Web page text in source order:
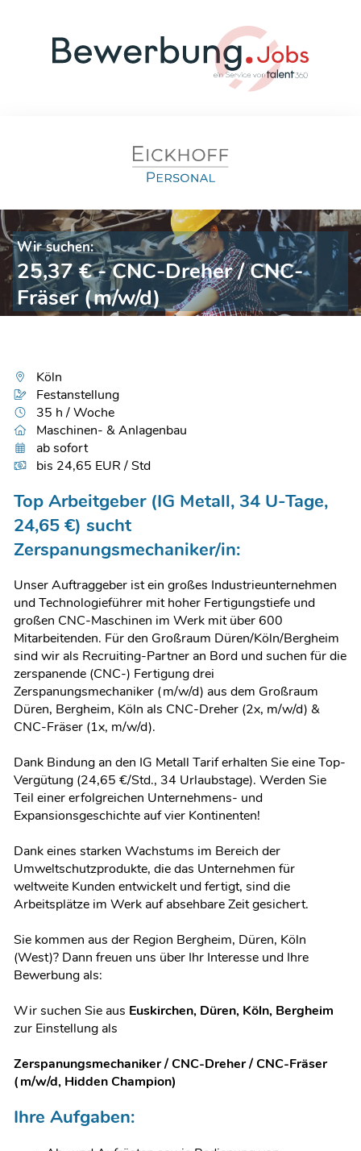
Wir suchen:
25,37 € - CNC-Dreher / CNC-
Fräser (m/w/d)
Köln
Festanstellung
35 h / Woche
Maschinen- & Anlagenbau
ab sofort
bis 24,65 EUR / Std
Top Arbeitgeber (IG Metall, 34 U-Tage,
24,65 €) sucht
Zerspanungsmechaniker/in:
Unser Auftraggeber ist ein großes Industrieunternehmen
und Technologieführer mit hoher Fertigungstiefe und
großen CNC-Maschinen im Werk mit über 600
Mitarbeitenden. Für den Großraum Düren/Köln/Bergheim
sind wir als Recruiting-Partner an Bord und suchen für die
zerspanende (CNC-) Fertigung drei
Zerspanungsmechaniker (m/w/d) aus dem Großraum
Düren, Bergheim, Köln als CNC-Dreher (2x, m/w/d) &
CNC-Fräser (1x, m/w/d).
Dank Bindung an den IG Metall Tarif erhalten Sie eine Top-
Vergütung (24,65 €/Std., 34 Urlaubstage). Werden Sie
Teil einer erfolgreichen Unternehmens- und
Expansionsgeschichte auf vier Kontinenten!
Dank eines starken Wachstums im Bereich der
Umweltschutzprodukte, die das Unternehmen für
weltweite Kunden entwickelt und fertigt, sind die
Arbeitsplätze im Werk auf absehbare Zeit gesichert.
Sie kommen aus der Region Bergheim, Düren, Köln
(West)? Dann freuen uns über Ihr Interesse und Ihre
Bewerbung als:
Wir suchen Sie aus Euskirchen, Düren, Köln, Bergheim
zur Einstellung als
Zerspanungsmechaniker / CNC-Dreher / CNC-Fräser
(m/w/d, Hidden Champion)
Ihre Aufgaben: